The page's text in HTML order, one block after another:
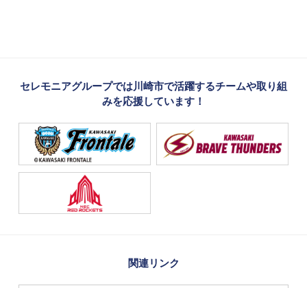
セレモニアグループでは川崎市で活躍するチームや取り組
みを応援しています！
関連リンク